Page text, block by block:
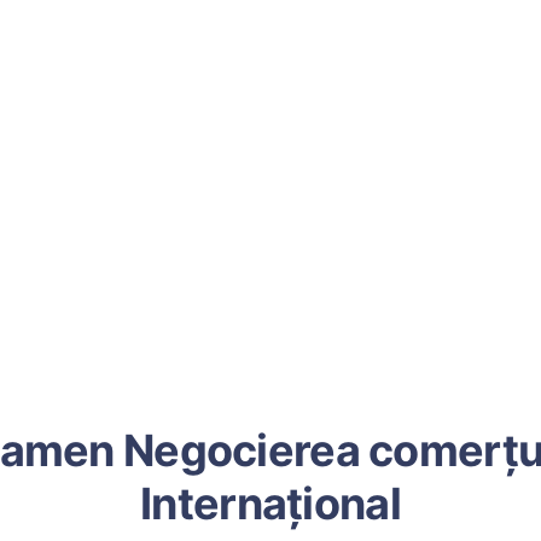
Negocierea
Internațional